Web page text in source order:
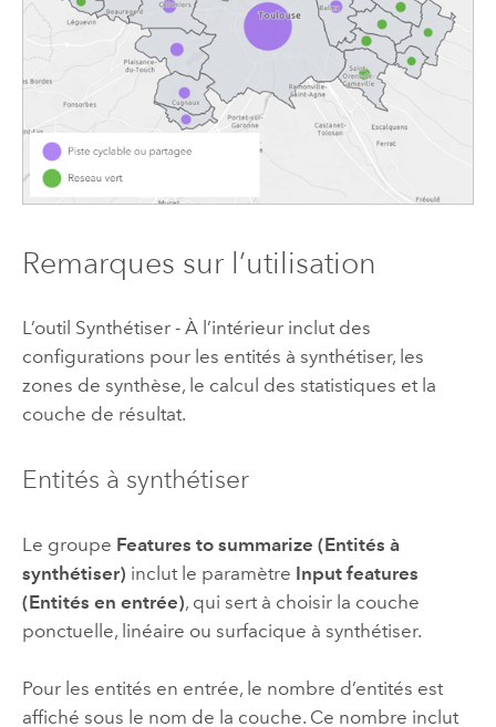
Remarques sur l’utilisation
L’outil Synthétiser - À l’intérieur inclut des
configurations pour les entités à synthétiser, les
zones de synthèse, le calcul des statistiques et la
couche de résultat.
Entités à synthétiser
Le groupe Features to summarize (Entités à
synthétiser) inclut le paramètre Input features
(Entités en entrée), qui sert à choisir la couche
ponctuelle, linéaire ou surfacique à synthétiser.
Pour les entités en entrée, le nombre d’entités est
affiché sous le nom de la couche. Ce nombre inclut